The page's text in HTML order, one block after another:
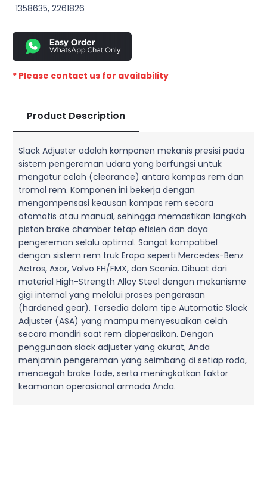
1358635, 2261826
* Please contact us for availability
Product Description
Slack Adjuster adalah komponen mekanis presisi pada
sistem pengereman udara yang berfungsi untuk
mengatur celah (clearance) antara kampas rem dan
tromol rem. Komponen ini bekerja dengan
mengompensasi keausan kampas rem secara
otomatis atau manual, sehingga memastikan langkah
piston brake chamber tetap efisien dan daya
pengereman selalu optimal. Sangat kompatibel
dengan sistem rem truk Eropa seperti Mercedes-Benz
Actros, Axor, Volvo FH/FMX, dan Scania. Dibuat dari
material High-Strength Alloy Steel dengan mekanisme
gigi internal yang melalui proses pengerasan
(hardened gear). Tersedia dalam tipe Automatic Slack
Adjuster (ASA) yang mampu menyesuaikan celah
secara mandiri saat rem dioperasikan. Dengan
penggunaan slack adjuster yang akurat, Anda
menjamin pengereman yang seimbang di setiap roda,
mencegah brake fade, serta meningkatkan faktor
keamanan operasional armada Anda.